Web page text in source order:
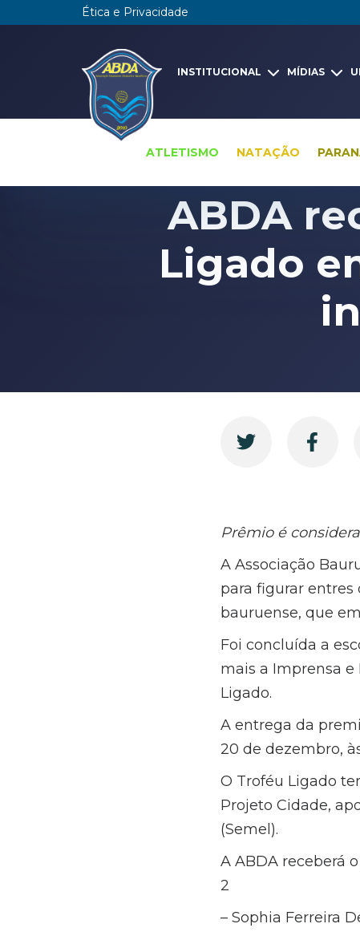
Ética e Privacidade
INSTITUCIONAL MÍDIAS
ATLETISMO NATAÇÃO
ABDA
Ligado
Prêmio é
A Associação
para figurar entres
bauruense, que
Foi concluída a
mais a Imprensa e
Ligado.
A entrega da
20 de dezembro,
O Troféu Ligado
Projeto Cidade,
(Semel).
A ABDA receberá
2
– Sophia Ferreira